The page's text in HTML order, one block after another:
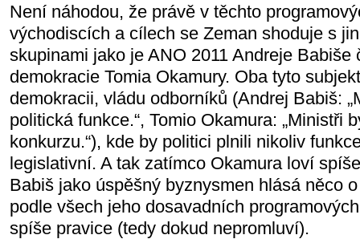
Není náhodou, že právě v těchto
východiscích a cílech se Zeman shoduje s
skupinami jako je ANO 2011 Andreje Babiše
demokracie Tomia Okamury. Oba tyto
demokracii, vládu odborníků (Andrej Babiš:
politická funkce.“, Tomio Okamura: „Ministři
konkurzu.“), kde by politici plnili nikoliv
legislativní. A tak zatímco Okamura loví
Babiš jako úspěšný byznysmen hlásá něco
podle všech jeho dosavadních
spíše pravice (tedy dokud nepromluví).